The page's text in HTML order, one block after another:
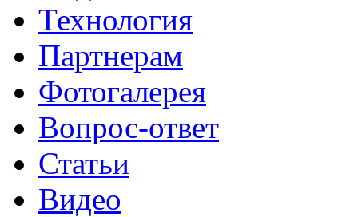
Технология
Партнерам
Фотогалерея
Вопрос-ответ
Статьи
Видео